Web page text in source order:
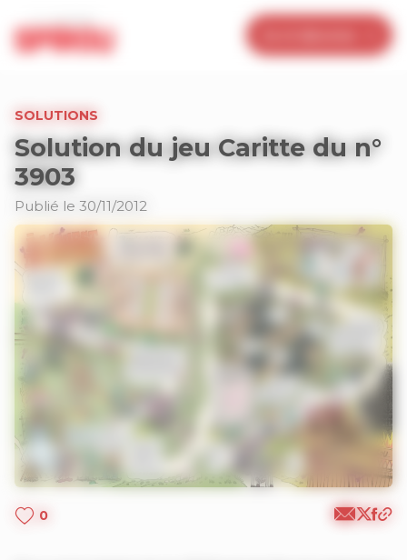
SOLUTIONS
Solution du jeu Caritte du n°
3903
Publié le 30/11/2012
0